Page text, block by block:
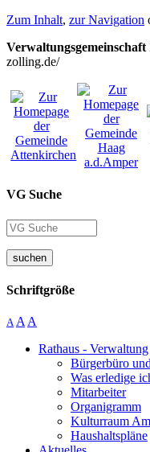
Zum Inhalt, zur Navigation
zolling.de/
VG Suche
suchen
Schriftgröße
A A A
Rathaus - Verwaltung
Bürgerbüro
Was erledige
Mitarbeiter
Organigramm
Kulturraum
Haushaltspläne